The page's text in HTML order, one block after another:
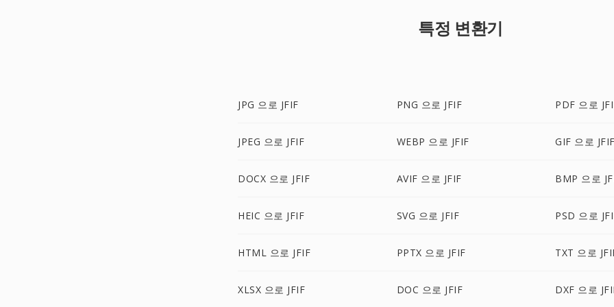
특정 변환기
JPG 으로 JFIF PNG 으로 JFIF PDF 으로
JPEG 으로 JFIF WEBP 으로 JFIF GIF 으로 JFIF
DOCX 으로 JFIF AVIF 으로 JFIF BMP 으로
HEIC 으로 JFIF SVG 으로 JFIF PSD 으로
HTML 으로 JFIF PPTX 으로 JFIF TXT 으로
XLSX 으로 JFIF DOC 으로 JFIF DXF 으로